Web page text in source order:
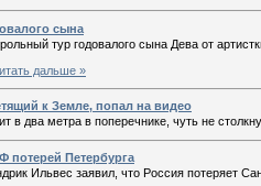
сына
тур годовалого сына Дева от
дальше »
к Земле, попал на видео
в два метра в поперечнике, чуть не
потерей Петербурга
Ильвес заявил, что Россия потеряет